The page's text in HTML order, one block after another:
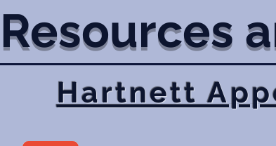
Resources
Hartnett